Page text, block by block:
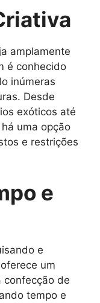
amplamente
é conhecido
inúmeras
Desde
exóticos até
uma opção
e restrições
e
e
um
confecção de
tempo e